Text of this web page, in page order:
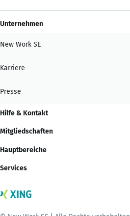
Unternehmen
New Work SE
Karriere
Presse
Hilfe & Kontakt
Mitgliedschaften
Hauptbereiche
Services